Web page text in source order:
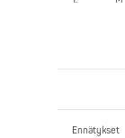
Ennätykset